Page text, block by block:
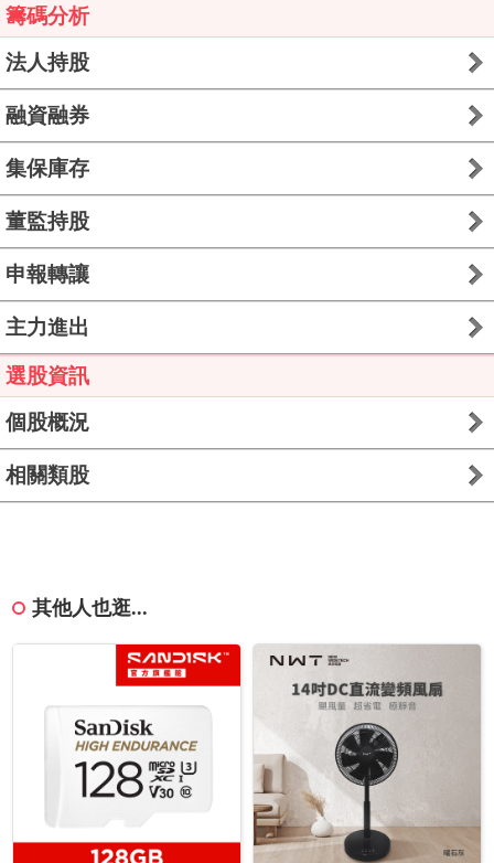
籌碼分析
法人持股
融資融券
集保庫存
董監持股
申報轉讓
主力進出
選股資訊
個股概況
相關類股
其他人也逛...